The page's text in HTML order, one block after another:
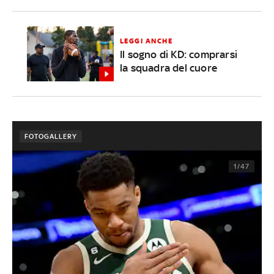
LEGGI ANCHE
Il sogno di KD: comprarsi
la squadra del cuore
FOTOGALLERY
1/47